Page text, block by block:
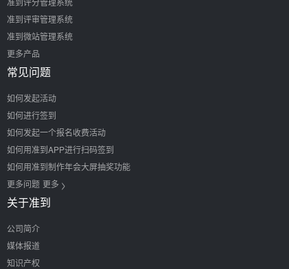
准到评审管理系统
准到微站管理系统
更多产品
常见问题
如何发起活动
如何进行签到
如何发起一个报名收费活动
如何用准到APP进行扫码签到
如何用准到制作年会大屏抽奖功能
更多问题 更多 >
关于准到
公司简介
媒体报道
知识产权